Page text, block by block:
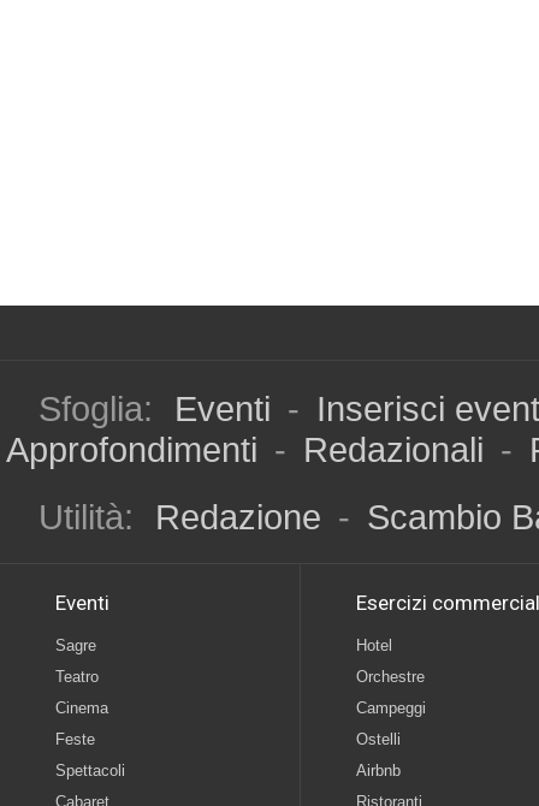
Sfoglia: Eventi - Inserisci
Approfondimenti - Redazionali -
Utilità:
Redazione - Scambio
Eventi
Sagre
Teatro
Cinema
Feste
Spettacoli
Cabaret
Esercizi
Hotel
Orchestre
Campeggi
Ostelli
Airbnb
Ristoranti